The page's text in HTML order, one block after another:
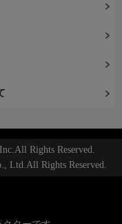
Rights Reserved.
Ltd.All Rights Reserved.